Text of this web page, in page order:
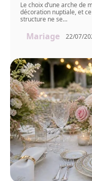
Le choix d’une arche de
décoration nuptiale, et
structure ne se…
Mariage 22/07/